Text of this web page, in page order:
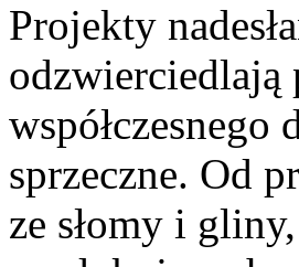
Projekty
odzwierciedlają
współczesnego
sprzeczne. Od
ze słomy i